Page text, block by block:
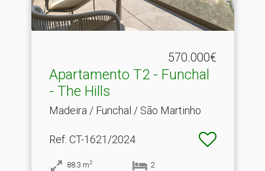
570.000€
Apartamento T2 - Funchal
- The Hills
Madeira / Funchal / São Martinho
Ref: CT-1621/2024
88.3 m2 2